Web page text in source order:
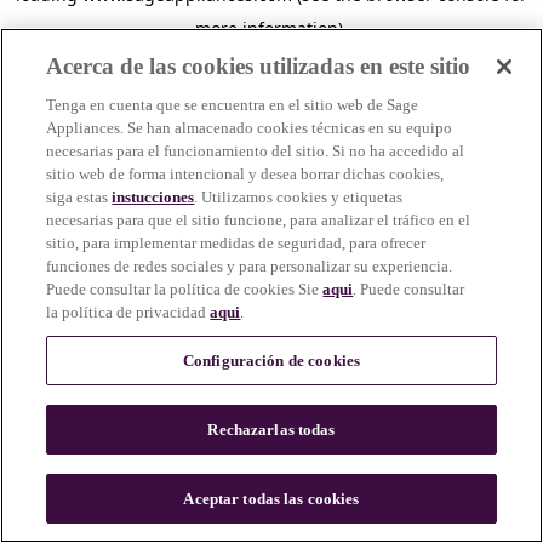
more information).
n
Acerca de las cookies utilizadas en este sitio
Tenga en cuenta que se encuentra en el sitio web de Sage
Appliances. Se han almacenado cookies técnicas en su equipo
necesarias para el funcionamiento del sitio. Si no ha accedido al
sitio web de forma intencional y desea borrar dichas cookies,
siga estasinstucciones. Utilizamos cookies y etiquetas
necesarias para que el sitio funcione, para analizar el tráfico en el
sitio, para implementar medidas de seguridad, para ofrecer
funciones de redes sociales y para personalizar su experiencia.
Puede consultar la política de cookies Sieaqui. Puede consultar
la política de privacidadaqui.
Configuración de cookies
Rechazarlas todas
Aceptar todas las cookies